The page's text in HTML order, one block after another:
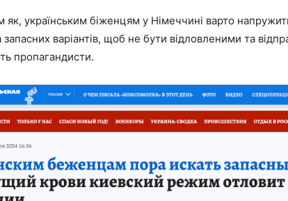
як, українським біженцям у Німеччині варто
запасних варіантів, щоб не бути відловленими та
пропагандисти.